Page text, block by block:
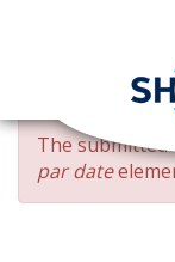
Skip
main
content
ERROR
MESSAGE
The submitted
par date